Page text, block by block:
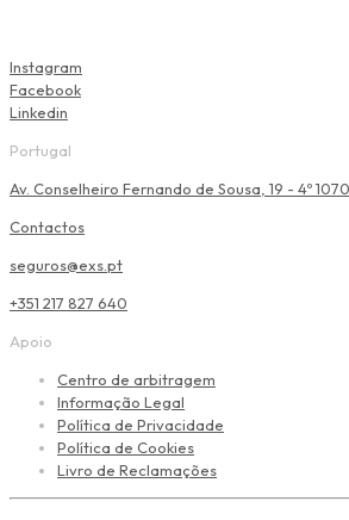
Instagram
Facebook
Linkedin
Portugal
Av. Conselheiro Fernando de Sousa, 19 - 4º
Contactos
seguros@exs.pt
+351 217 827 640
Apoio
Centro de arbitragem
Informação Legal
Política de Privacidade
Política de Cookies
Livro de Reclamações